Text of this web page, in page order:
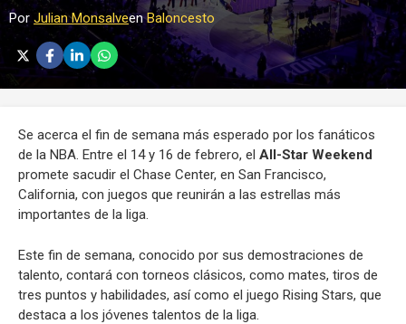
Por Julian MonsalveenBaloncesto
Se acerca el fin de semana más esperado por los fanáticos
de la NBA. Entre el 14 y 16 de febrero, el All-Star Weekend
promete sacudir el Chase Center, en San Francisco,
California, con juegos que reunirán a las estrellas más
importantes de la liga.
Este fin de semana, conocido por sus demostraciones de
talento, contará con torneos clásicos, como mates, tiros de
tres puntos y habilidades, así como el juego Rising Stars, que
destaca a los jóvenes talentos de la liga.